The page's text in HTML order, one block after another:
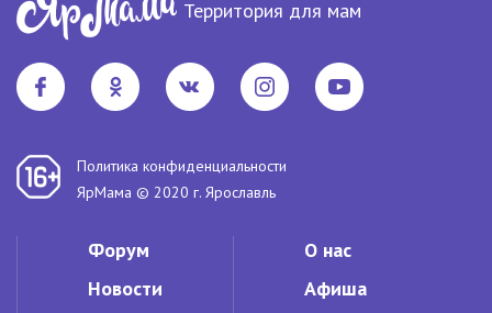
Территория для мам
Политика конфиденциальности
ЯрМама © 2020 г. Ярославль
Форум
Новости
О нас
Афиша